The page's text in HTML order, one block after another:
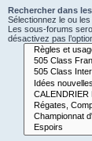
Rechercher dans
Sélectionnez le ou
Les sous-forums
désactivez pas